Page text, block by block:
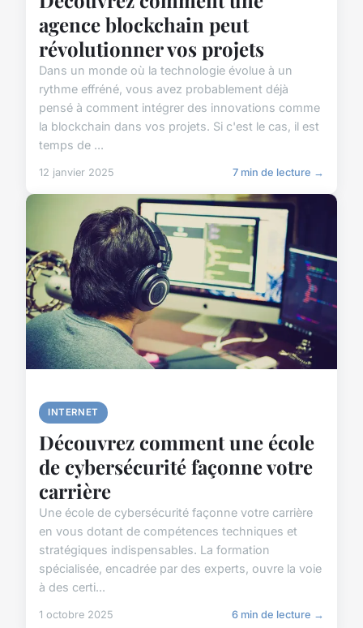
agence blockchain peut
révolutionner vos projets
Dans un monde où la technologie évolue à un
rythme effréné, vous avez probablement déjà
pensé à comment intégrer des innovations comme
la blockchain dans vos projets. Si c'est le cas, il est
temps de ...
12 janvier 2025 7 min de lecture →
INTERNET
Découvrez comment une école
de cybersécurité façonne votre
carrière
Une école de cybersécurité façonne votre carrière
en vous dotant de compétences techniques et
stratégiques indispensables. La formation
spécialisée, encadrée par des experts, ouvre la voie
à des certi...
1 octobre 2025 6 min de lecture →